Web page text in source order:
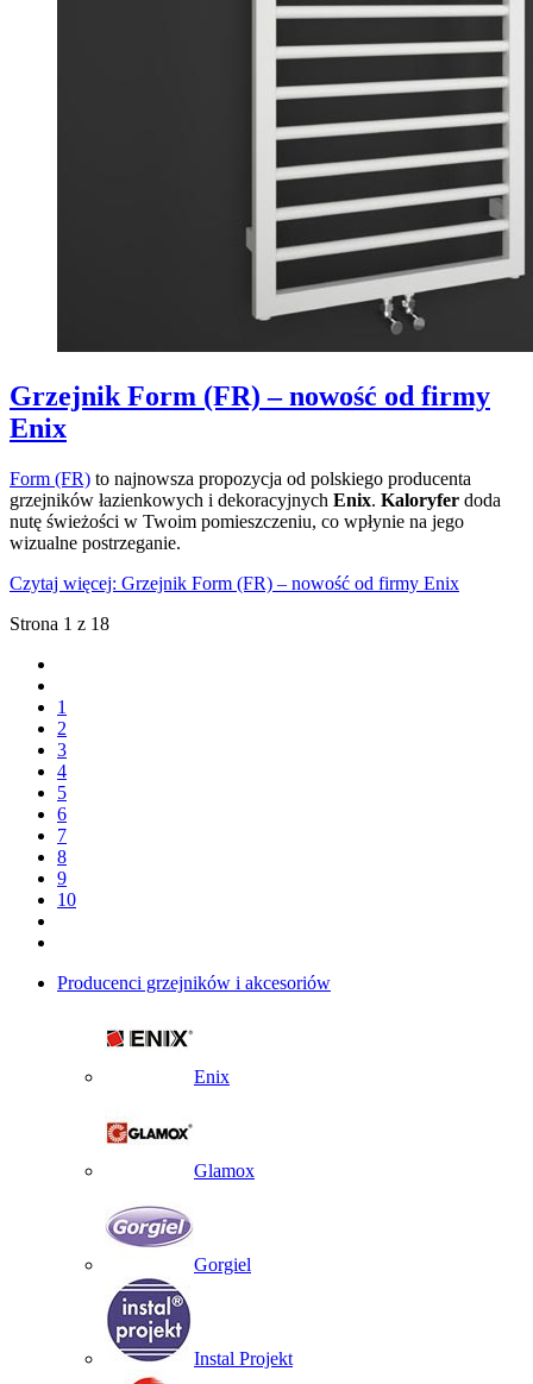
Grzejnik Form (FR) – nowość od firmy
Enix
Form (FR) to najnowsza propozycja od polskiego producenta
grzejników łazienkowych i dekoracyjnych Enix. Kaloryfer doda
nutę świeżości w Twoim pomieszczeniu, co wpłynie na jego
wizualne postrzeganie.
Czytaj więcej: Grzejnik Form (FR) – nowość od firmy Enix
Strona 1 z 18
1
2
3
4
5
6
7
8
9
10
Producenci grzejników i akcesoriów
Enix
Glamox
Gorgiel
Instal Projekt